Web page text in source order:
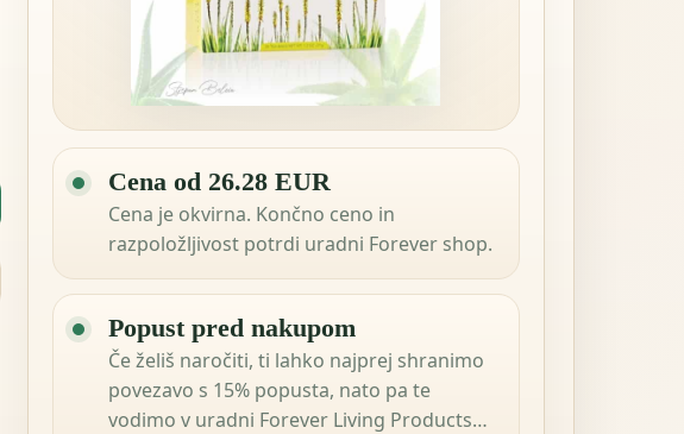
Cena od 26.28 EUR
Cena je okvirna. Končno ceno in
razpoložljivost potrdi uradni Forever shop.
Popust pred nakupom
Če želiš naročiti, ti lahko najprej shranimo
povezavo s 15% popusta, nato pa te
vodimo v uradni Forever Living Products